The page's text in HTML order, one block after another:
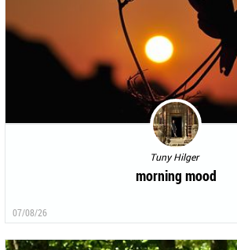
Tuny Hilger
morning mood
07/08/26